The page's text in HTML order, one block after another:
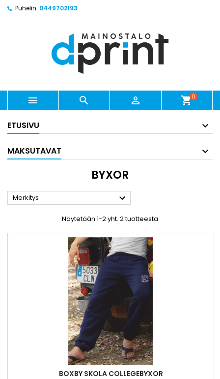
Puhelin: 0449702193
   shopping_cart0
ETUSIVU
MAKSUTAVAT
BYXOR
Merkitys 
Näytetään 1-2 yht. 2 tuotteesta
BOXBY SKOLA COLLEGEBYXOR